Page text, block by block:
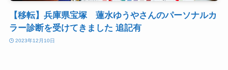
【移転】兵庫県宝塚 蓮水ゆうやさんのパーソナルカ
ラー診断を受けてきました 追記有
2023年12月10日